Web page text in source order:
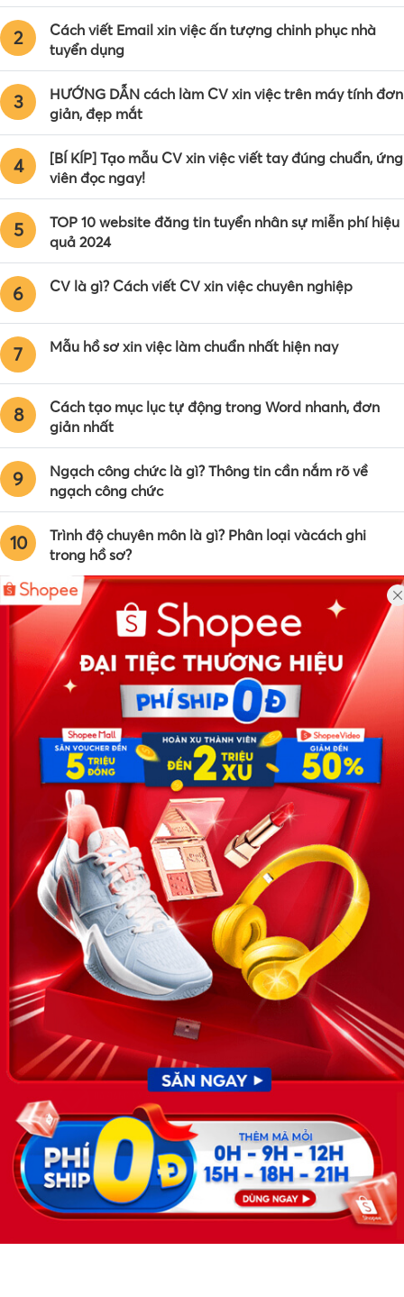
2
Cách viết Email xin việc ấn tượng chinh phục nhà
tuyển dụng
3
HƯỚNG DẪN cách làm CV xin việc trên máy tính đơn
giản, đẹp mắt
4
[BÍ KÍP] Tạo mẫu CV xin việc viết tay đúng chuẩn, ứng
viên đọc ngay!
5
TOP 10 website đăng tin tuyển nhân sự miễn phí hiệu
quả 2024
6 CV là gì? Cách viết CV xin việc chuyên nghiệp
7 Mẫu hồ sơ xin việc làm chuẩn nhất hiện nay
8
Cách tạo mục lục tự động trong Word nhanh, đơn
giản nhất
9
Ngạch công chức là gì? Thông tin cần nắm rõ về
ngạch công chức
10
Trình độ chuyên môn là gì? Phân loại vàcách ghi
trong hồ sơ?
Công ty TNHH Eyeplus Online
Địa chỉ: Số 81, ngõ 68, đường Cầu Giấy, Tổ 05, Phường Quan
Hoa, Quận Cầu Giấy, TP Hà Nội, Việt Nam
SĐT: 0981 448 766
Email:
hotro@timviec.com.vn
VỀ CHÚNG TÔI
News.timviec.com.vn là website cung cấp thông tin liên quan đến
nhân sự, nghề nghiệp do Timviec.com.vn vận hành nhằm giúp
doanh nghiệp, nhân sự tuyển dụng, người đi làm, người tìm việc
cập nhật thông tin và đáp ứng được mong muốn của mình.
KẾT NỐI
Giấy phép hoạt động dịch vụ
việc làm số 54/2019/SLĐTBXH-
GP do Sở lao động thương
binh và xã hội cấp ngày 30
tháng 12 năm 2019.